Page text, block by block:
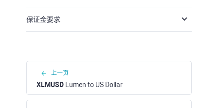
保证金要求
上一页
XLMUSD Lumen to US Dollar